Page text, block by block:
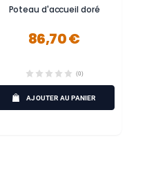
Poteau d'accueil doré
86,70 €
(0)
AJOUTER AU PANIER